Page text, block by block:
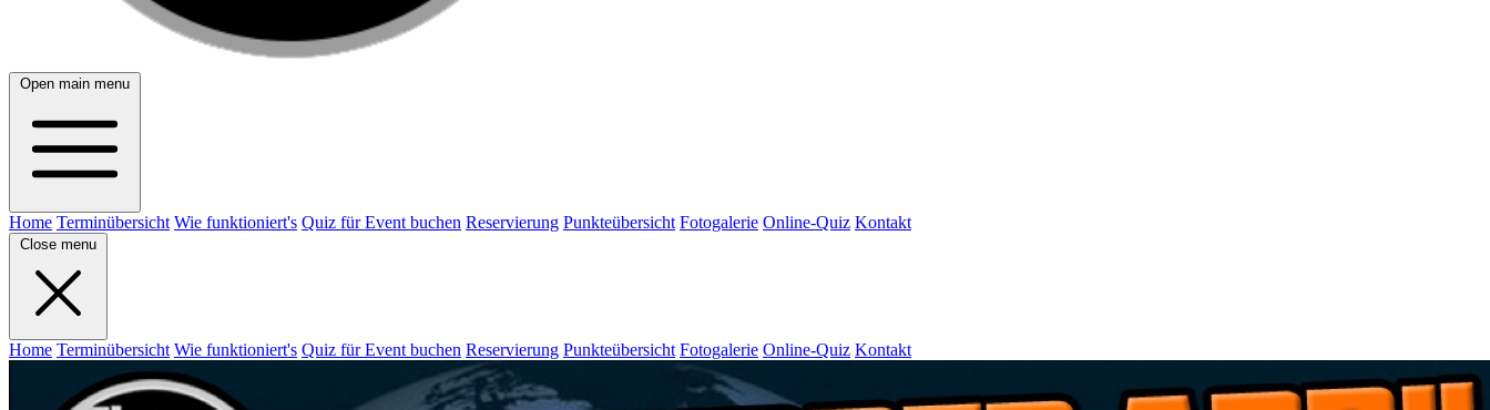
Open main menu
Home Terminübersicht Wie funktioniert's Quiz für Event buchen Reservierung Punkteübersicht Fotogalerie Online-Quiz Kontakt
Close menu
Home Terminübersicht Wie funktioniert's Quiz für Event buchen Reservierung Punkteübersicht Fotogalerie Online-Quiz Kontakt